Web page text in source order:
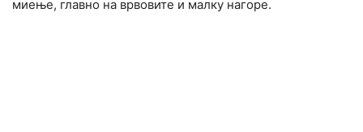
миење, главно на врвовите и малку нагоре.